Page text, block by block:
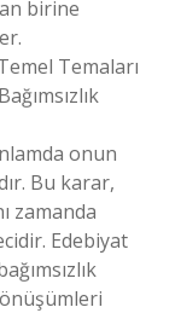
birine
Temaları
onun
Bu karar,
zamanda
Edebiyat